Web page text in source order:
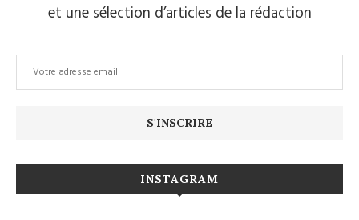
et une sélection d’articles de la rédaction
INSTAGRAM